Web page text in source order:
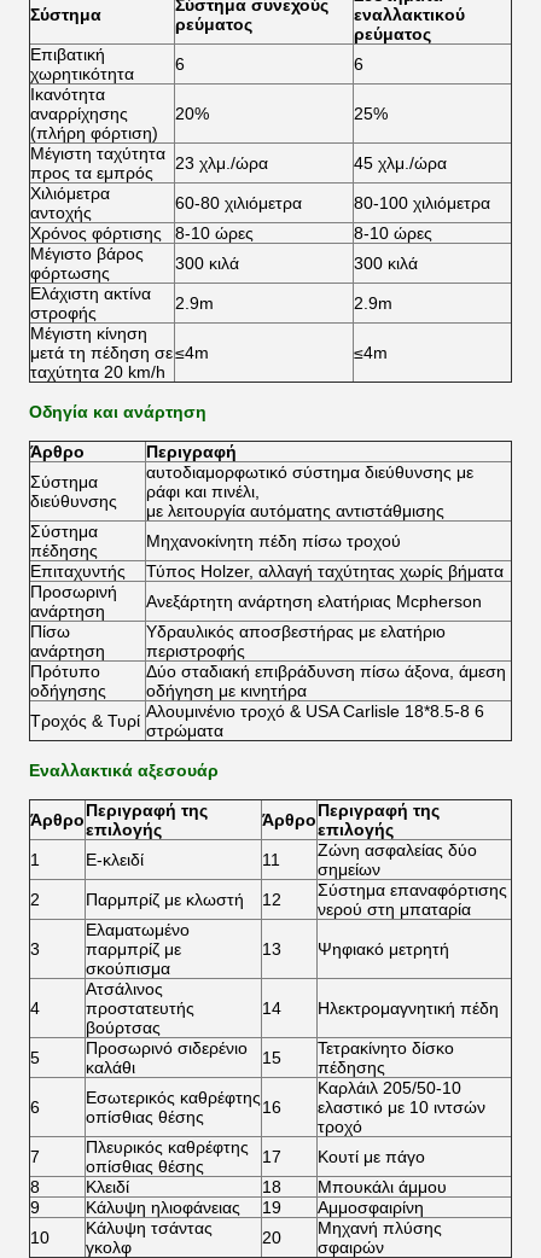
Σύστημα
Σύστημα συνεχούς
ρεύματος
εναλλακτικού
ρεύματος
Επιβατική
χωρητικότητα
6
6
Ικανότητα
αναρρίχησης
(πλήρη φόρτιση)
20% 25%
Μέγιστη ταχύτητα
προς τα εμπρός
23 χλμ./ώρα
45 χλμ./ώρα
Χιλιόμετρα
αντοχής
60-80 χιλιόμετρα
80-100 χιλιόμετρα
Χρόνος φόρτισης
8-10 ώρες
8-10 ώρες
Μέγιστο βάρος
φόρτωσης
300 κιλά
300 κιλά
Ελάχιστη ακτίνα
στροφής
2.9m
2.9m
Μέγιστη κίνηση
μετά τη πέδηση σε
ταχύτητα 20 km/h
≤4m ≤4m
Οδηγία και ανάρτηση
Άρθρο
Περιγραφή
Σύστημα
διεύθυνσης
αυτοδιαμορφωτικό σύστημα διεύθυνσης με
ράφι και πινέλι,
με λειτουργία αυτόματης αντιστάθμισης
Σύστημα
πέδησης
Μηχανοκίνητη πέδη πίσω τροχού
Επιταχυντής
Τύπος Holzer, αλλαγή ταχύτητας χωρίς βήματα
Προσωρινή
ανάρτηση
Ανεξάρτητη ανάρτηση ελατήριας Mcpherson
Πίσω
ανάρτηση
Υδραυλικός αποσβεστήρας με ελατήριο
περιστροφής
Πρότυπο
οδήγησης
Δύο σταδιακή επιβράδυνση πίσω άξονα, άμεση
οδήγηση με κινητήρα
Τροχός & Τυρί Αλουμινένιο τροχό & USA Carlisle 18*8.5-8 6
στρώματα
Εναλλακτικά αξεσουάρ
ΆρθροΠεριγραφή της
επιλογής
ΆρθροΠεριγραφή της
επιλογής
1
Ε-κλειδί 11
Ζώνη ασφαλείας δύο
σημείων
2
Παρμπρίζ με κλωστή 12
Σύστημα επαναφόρτισης
νερού στη μπαταρία
3
Ελαματωμένο
παρμπρίζ με
σκούπισμα
13 Ψηφιακό μετρητή
4
Ατσάλινος
προστατευτής
βούρτσας
14 Ηλεκτρομαγνητική πέδη
5
Προσωρινό σιδερένιο
καλάθι
15
Τετρακίνητο δίσκο
πέδησης
6
Εσωτερικός καθρέφτης
οπίσθιας θέσης
16
Καρλάιλ 205/50-10
ελαστικό με 10 ιντσών
τροχό
7
Πλευρικός καθρέφτης
οπίσθιας θέσης
17
Κουτί με πάγο
8
Κλειδί 18
Μπουκάλι άμμου
9
Κάλυψη ηλιοφάνειας 19
Αμμοσφαιρίνη
10
Κάλυψη τσάντας
γκολφ
20
Μηχανή πλύσης
σφαιρών